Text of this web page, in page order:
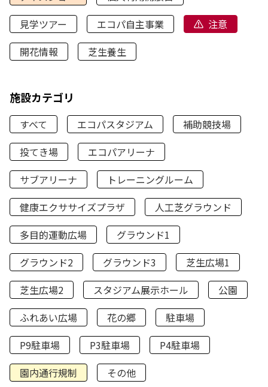
見学ツアー
エコパ自主事業
注意
開花情報
芝生養生
施設カテゴリ
すべて エコパスタジアム
補助競技場
投てき場
エコパアリーナ
サブアリーナ
トレーニングルーム
健康エクササイズプラザ
人工芝グラウンド
多目的運動広場
グラウンド1
グラウンド2
グラウンド3
芝生広場1
芝生広場2
スタジアム展示ホール
公園
ふれあい広場
花の郷
駐車場
P9駐車場
P3駐車場
P4駐車場
園内通行規制
その他